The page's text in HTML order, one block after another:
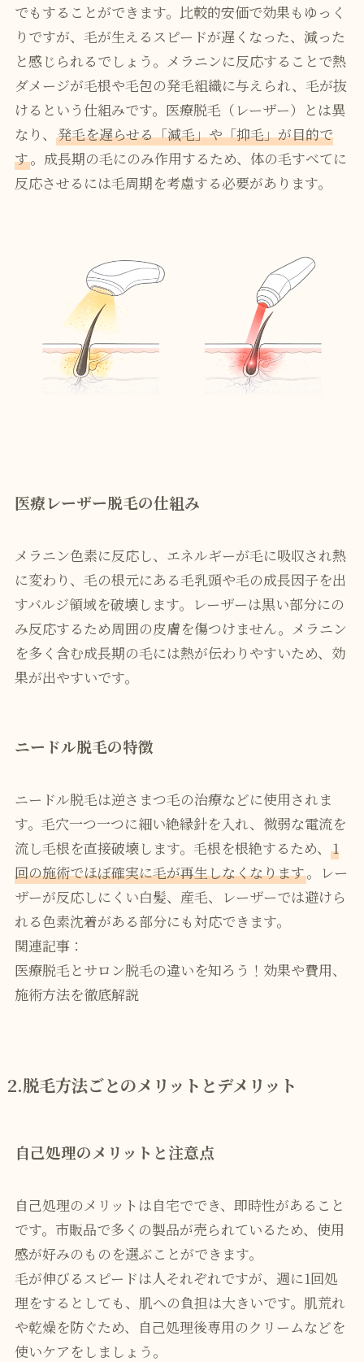
でもすることができます。比較的安価で効果もゆっく
りですが、毛が生えるスピードが遅くなった、減った
と感じられるでしょう。メラニンに反応することで熱
ダメージが毛根や毛包の発毛組織に与えられ、毛が抜
けるという仕組みです。医療脱毛（レーザー）とは異
なり、 発毛を遅らせる「減毛」や「抑毛」が目的で
す。成長期の毛にのみ作用するため、体の毛すべてに
反応させるには毛周期を考慮する必要があります。
医療レーザー脱毛の仕組み
メラニン色素に反応し、エネルギーが毛に吸収され熱
に変わり、毛の根元にある毛乳頭や毛の成長因子を出
すバルジ領域を破壊します。レーザーは黒い部分にの
み反応するため周囲の皮膚を傷つけません。メラニン
を多く含む成長期の毛には熱が伝わりやすいため、効
果が出やすいです。
ニードル脱毛の特徴
ニードル脱毛は逆さまつ毛の治療などに使用されま
す。毛穴一つ一つに細い絶縁針を入れ、微弱な電流を
流し毛根を直接破壊します。毛根を根絶するため、 1
回の施術でほぼ確実に毛が再生しなくなります。レー
ザーが反応しにくい白髪、産毛、レーザーでは避けら
れる色素沈着がある部分にも対応できます。
関連記事：
医療脱毛とサロン脱毛の違いを知ろう！効果や費用、
施術方法を徹底解説
2.脱毛方法ごとのメリットとデメリット
自己処理のメリットと注意点
自己処理のメリットは自宅ででき、即時性があること
です。市販品で多くの製品が売られているため、使用
感が好みのものを選ぶことができます。
毛が伸びるスピードは人それぞれですが、週に1回処
理をするとしても、肌への負担は大きいです。肌荒れ
や乾燥を防ぐため、自己処理後専用のクリームなどを
使いケアをしましょう。